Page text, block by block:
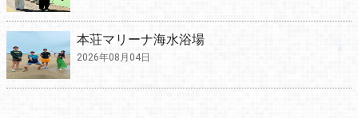
本荘マリーナ海水浴場
2026年08月04日